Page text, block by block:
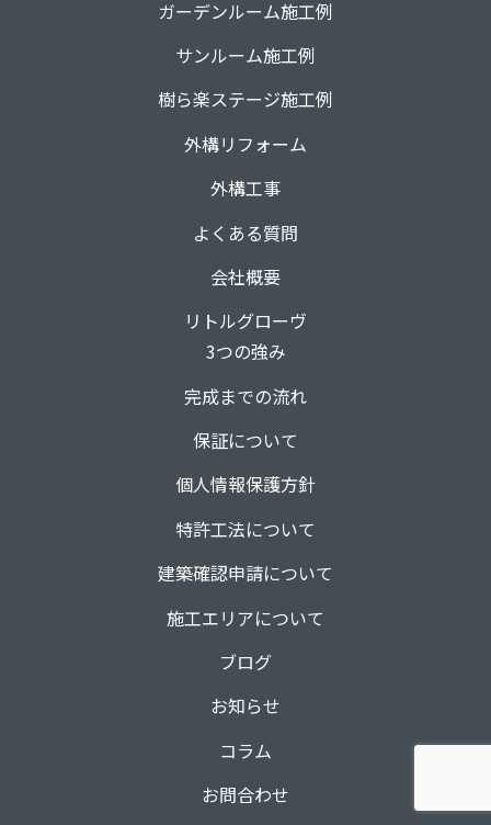
ガーデンルーム施工例
サンルーム施工例
樹ら楽ステージ施工例
外構リフォーム
外構工事
よくある質問
会社概要
リトルグローヴ
3つの強み
完成までの流れ
保証について
個人情報保護方針
特許工法について
建築確認申請について
施工エリアについて
ブログ
お知らせ
コラム
お問合わせ